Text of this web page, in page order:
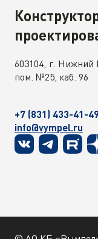
603104, г. Нижний
пом. №25, каб. 96
+7 (831) 433-41-49
info@vympel.ru